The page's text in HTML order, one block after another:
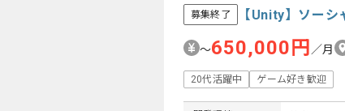
募集終了 【Unity】ソー
〜650,000円 ／月
20代活躍中 ゲーム好き歓迎